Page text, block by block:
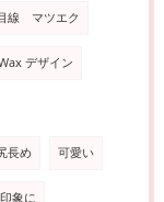
線 マツエク
デザイン
長め 可愛い
印象に